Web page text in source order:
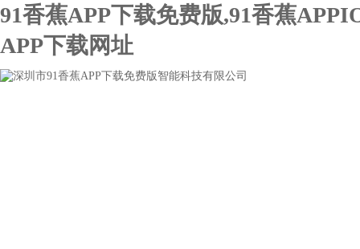
91香蕉APP下载免费版,91香蕉
APP下载网址